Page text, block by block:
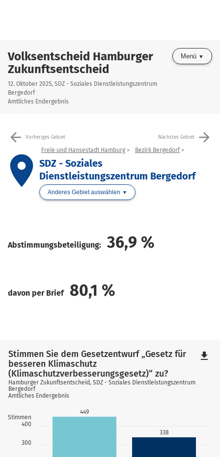
Volksentscheid Hamburger
Zukunftsentscheid
12. Oktober 2025, SDZ - Soziales Dienstleistungszentrum
Bergedorf
Amtliches Endergebnis
Menü
arrow_back Vorheriges Gebiet Nächstes Gebiet arrow_forward
place
Freie und Hansestadt Hamburg Bezirk Bergedorf
SDZ - Soziales
Dienstleistungszentrum Bergedorf
Anderes Gebiet auswählen
Abstimmungsbeteiligung: 36,9 %
davon per Brief 80,1 %
300
400
Stimmen
449
338
Stimmen Sie dem Gesetzentwurf „Gesetz für
besseren Klimaschutz
(Klimaschutzverbesserungsgesetz)“ zu?
Hamburger Zukunftsentscheid, SDZ - Soziales Dienstleistungszentrum
Bergedorf
Amtliches Endergebnis
file_download